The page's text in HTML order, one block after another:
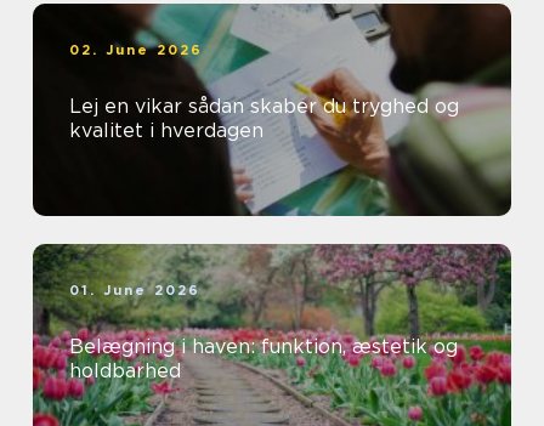
02. June 2026
Lej en vikar sådan skaber du tryghed og
kvalitet i hverdagen
01. June 2026
Belægning i haven: funktion, æstetik og
holdbarhed